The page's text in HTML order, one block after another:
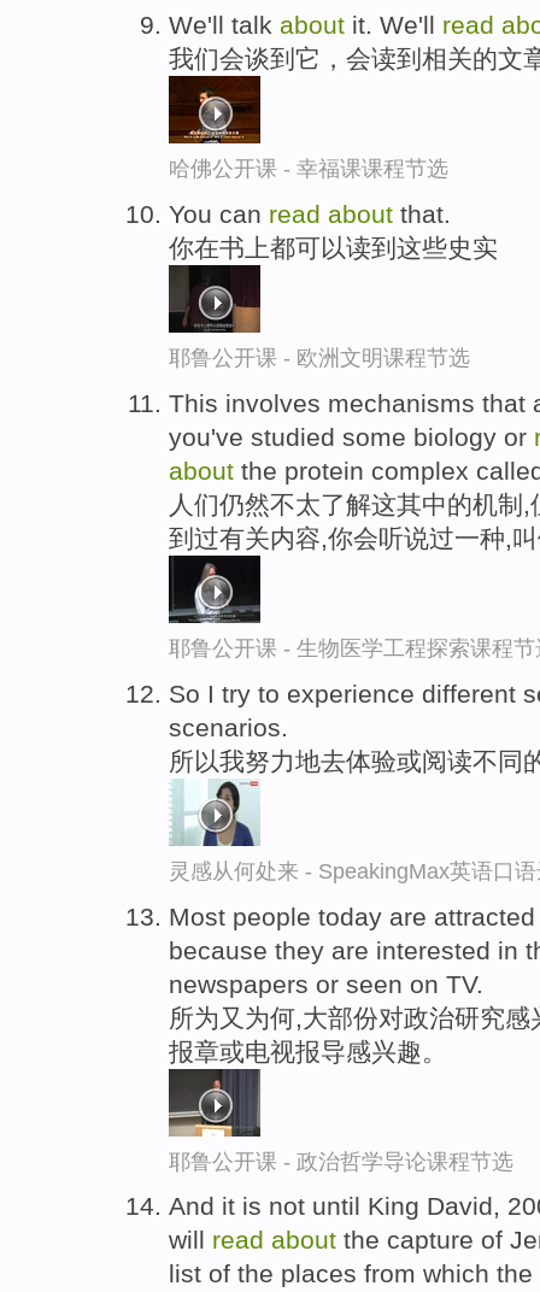
We'll talk about it. We'll read
我们会谈到它，会读到相关的文
哈佛公开课 - 幸福课课程节选
You can read about that.
你在书上都可以读到这些史实
耶鲁公开课 - 欧洲文明课程节选
This involves mechanisms that
you've studied some biology or
about the protein complex
人们仍然不太了解这其中的机制
到过有关内容,你会听说过一种,
耶鲁公开课 - 生物医学工程探索课程节
So I try to experience different
scenarios.
所以我努力地去体验或阅读不同
灵感从何处来 - SpeakingMax英语口
Most people today are
because they are interested in
newspapers or seen on TV.
所为又为何,大部份对政治研究
报章或电视报导感兴趣。
耶鲁公开课 - 政治哲学导论课程节选
And it is not until King David,
will read about the capture of
list of the places from which